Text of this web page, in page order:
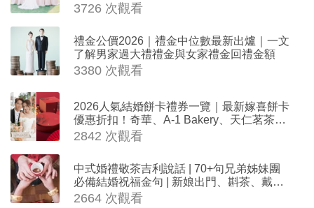
3726 次觀看
禮金公價2026｜禮金中位數最新出爐｜一文
了解男家過大禮禮金與女家禮金回禮金額
3380 次觀看
2026人氣結婚餅卡禮券一覽｜最新嫁喜餅卡
優惠折扣！奇華、A-1 Bakery、天仁茗茶、
ROYCE'、Paul Lafayet、agnès b.
2842 次觀看
中式婚禮敬茶吉利說話 | 70+句兄弟姊妹團
必備結婚祝福金句 | 新娘出門、斟茶、戴金
器時金句
2664 次觀看